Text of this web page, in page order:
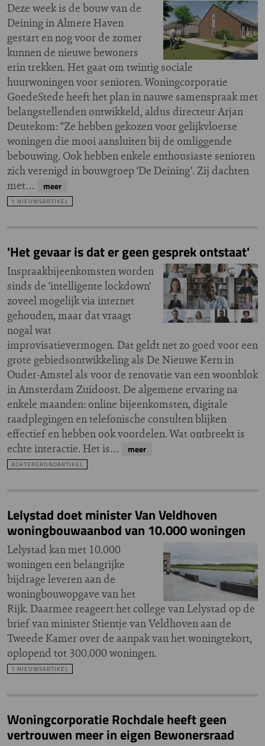
Deze week is de bouw van de
Deining in Almere Haven
gestart en nog voor de zomer
kunnen de nieuwe bewoners
erin trekken. Het gaat om twintig sociale
huurwoningen voor senioren. Woningcorporatie
GoedeStede heeft het plan in nauwe samenspraak met
belangstellenden ontwikkeld, aldus directeur Arjan
Deutekom: “Ze hebben gekozen voor gelijkvloerse
woningen die mooi aansluiten bij de omliggende
bebouwing. Ook hebben enkele enthousiaste senioren
zich verenigd in bouwgroep ‘De Deining’. Zij dachten
met…
meer
1 NIEUWSARTIKEL
'Het gevaar is dat er geen gesprek ontstaat'
Inspraakbijeenkomsten worden
sinds de ‘intelligente lockdown’
zoveel mogelijk via internet
gehouden, maar dat vraagt
nogal wat
improvisatievermogen. Dat geldt net zo goed voor een
grote gebiedsontwikkeling als De Nieuwe Kern in
Ouder-Amstel als voor de renovatie van een woonblok
in Amsterdam Zuidoost. De algemene ervaring na
enkele maanden: online bijeenkomsten, digitale
raadplegingen en telefonische consulten blijken
effectief en hebben ook voordelen. Wat ontbreekt is
echte interactie. Het is…
meer
ACHTERGRONDARTIKEL
Lelystad doet minister Van Veldhoven
woningbouwaanbod van 10.000 woningen
Lelystad kan met 10.000
woningen een belangrijke
bijdrage leveren aan de
woningbouwopgave van het
Rijk. Daarmee reageert het college van Lelystad op de
brief van minister Stientje van Veldhoven aan de
Tweede Kamer over de aanpak van het woningtekort,
oplopend tot 300.000 woningen.
1 NIEUWSARTIKEL
Woningcorporatie Rochdale heeft geen
vertrouwen meer in eigen Bewonersraad